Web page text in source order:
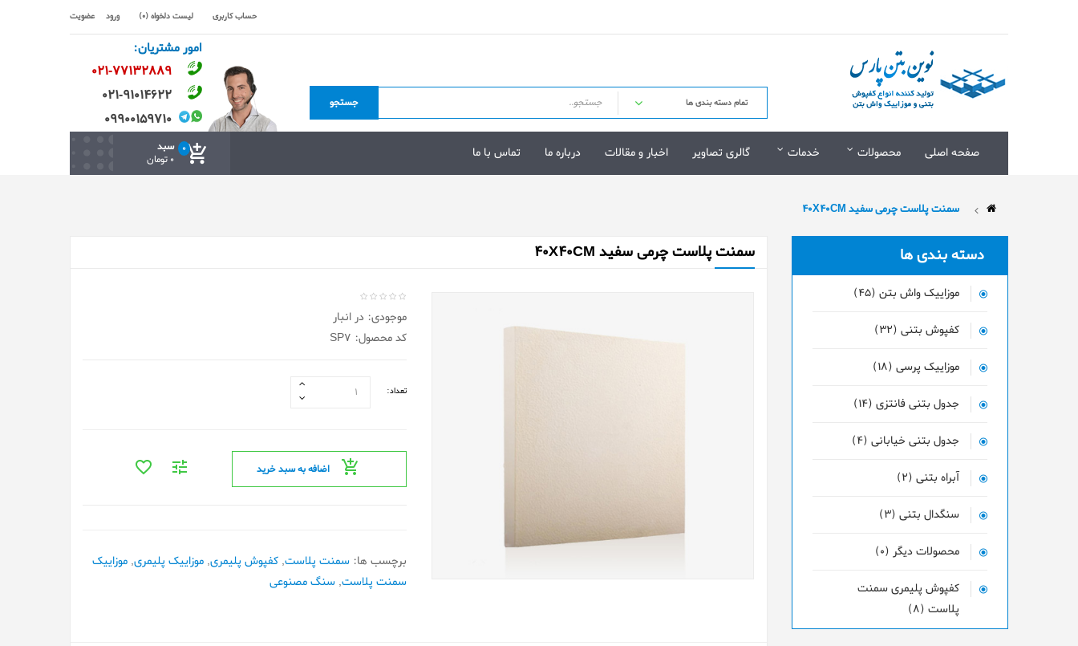
حساب کاربری لیست دلخواه (0) ورود عضویت
جستجو
امور مشتریان:
۰۲۱-۷۷۱٣۲۸۸۹
۰۲۱-۹۱۰۱۴۶۲۲
۰۹۹۰۰۱۵۹۷۱۰
صفحه اصلی محصولات خدمات گالری تصاویر اخبار و مقالات درباره ما تماس با ما سبد 0
0 تومان
سمنت پلاست چرمی سفید 40X40CM
دسته بندی ها
موزاییک واش بتن (45)
کفپوش بتنی (32)
موزاییک پرسی (18)
جدول بتنی فانتزی (14)
جدول بتنی خیابانی (4)
آبراه بتنی (2)
سنگدال بتنی (3)
محصولات دیگر (0)
کفپوش پلیمری سمنت
پلاست (8)
سمنت پلاست چرمی سفید 40X40CM
موجودی: در انبار
کد محصول: SP7
تعداد:
اضافه به سبد خرید
برچسب ها: سمنت پلاست, کفپوش پلیمری, موزاییک پلیمری, موزاییک
سمنت پلاست, سنگ مصنوعی